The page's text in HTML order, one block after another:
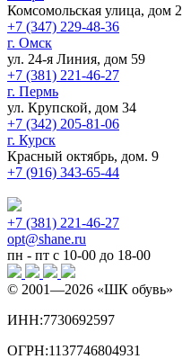
Комсомольская улица, дом 2
+7 (347) 229-48-36
г. Омск
ул. 24-я Линия, дом 59
+7 (381) 221-46-27
г. Пермь
ул. Крупской, дом 34
+7 (342) 205-81-06
г. Курск
Красный октябрь, дом. 9
+7 (916) 343-65-44
+7 (381) 221-46-27
opt@shane.ru
пн - пт с 10-00 до 18-00
© 2001—2026 «ШК обувь»
ИНН:7730692597
ОГРН:1137746804931